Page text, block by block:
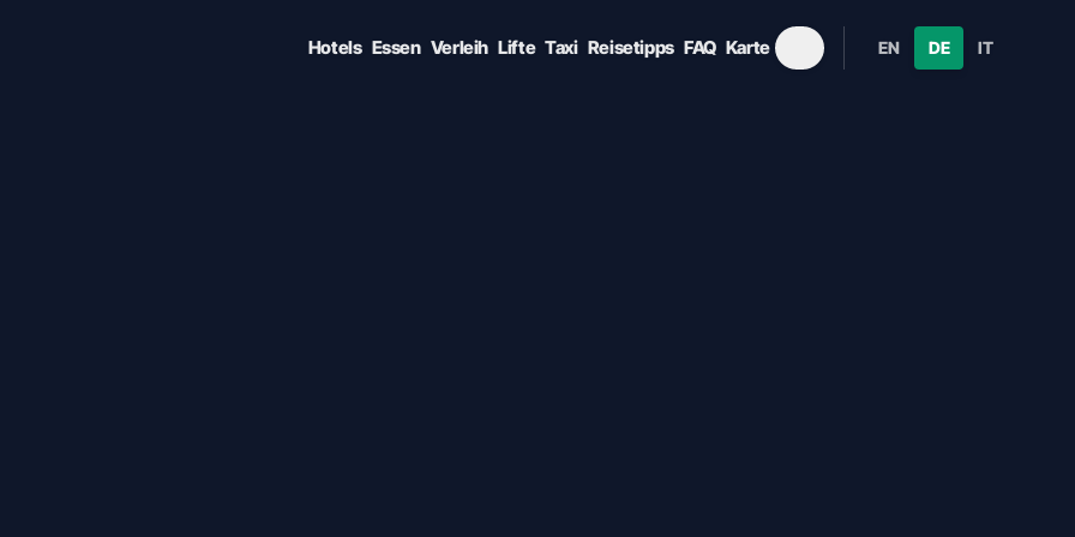
Hotels Essen Verleih Lifte Taxi Reisetipps FAQ Karte EN DE IT